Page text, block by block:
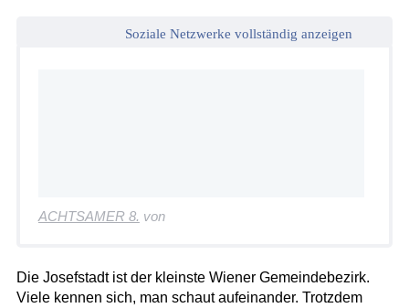
Soziale Netzwerke vollständig anzeigen
ACHTSAMER 8. von
Die Josefstadt ist der kleinste Wiener Gemeindebezirk.
Viele kennen sich, man schaut aufeinander. Trotzdem